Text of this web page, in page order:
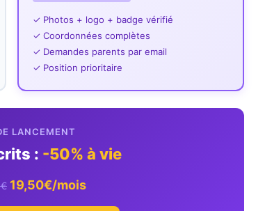
✓ Photos + logo + badge vérifié
✓ Coordonnées complètes
✓ Demandes parents par email
✓ Position prioritaire
LANCEMENT
: -50% à vie
19,50€/mois